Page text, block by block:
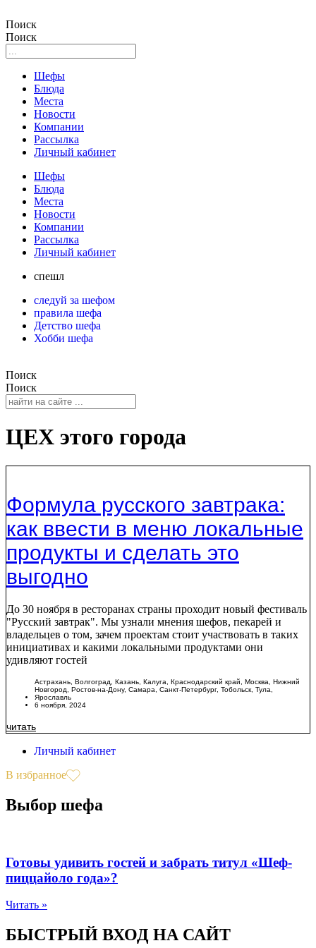
Поиск
Поиск
Шефы
Блюда
Места
Новости
Компании
Рассылка
Личный кабинет
Шефы
Блюда
Места
Новости
Компании
Рассылка
Личный кабинет
спешл
следуй за шефом
правила шефа
Детство шефа
Хобби шефа
Поиск
Поиск
ЦЕХ этого города
Формула русского завтрака:
как ввести в меню локальные
продукты и сделать это
выгодно
До 30 ноября в ресторанах страны проходит новый фестиваль
"Русский завтрак". Мы узнали мнения шефов, пекарей и
владельцев о том, зачем проектам стоит участвовать в таких
инициативах и какими локальными продуктами они
удивляют гостей
Астрахань Волгоград Казань Калуга Краснодарский край Москва
Нижний
Новгород
Ростов-на-Дону, Самара Санкт-Петербург, Тобольск Тула
Ярославль
6 ноября, 2024
читать
Личный кабинет
В избранное
Выбор шефа
Готовы удивить гостей и забрать титул «Шеф-
пиццайоло года»?
Читать »
БЫСТРЫЙ ВХОД НА САЙТ